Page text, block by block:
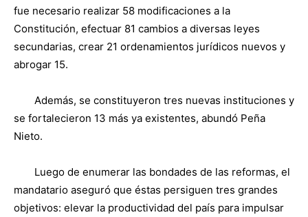
fue necesario realizar 58 modificaciones a la
Constitución, efectuar 81 cambios a diversas leyes
secundarias, crear 21 ordenamientos jurídicos nuevos y
abrogar 15.
Además, se constituyeron tres nuevas instituciones y
se fortalecieron 13 más ya existentes, abundó Peña
Nieto.
Luego de enumerar las bondades de las reformas, el
mandatario aseguró que éstas persiguen tres grandes
objetivos: elevar la productividad del país para impulsar